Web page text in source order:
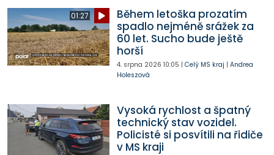
01:27
Během letoška prozatím
spadlo nejméně srážek za
60 let. Sucho bude ještě
horší
4. srpna 2026 10:05 | Celý MS kraj | Andrea
Holeszová
Vysoká rychlost a špatný
technický stav vozidel.
Policisté si posvítili na řidiče
v MS kraji